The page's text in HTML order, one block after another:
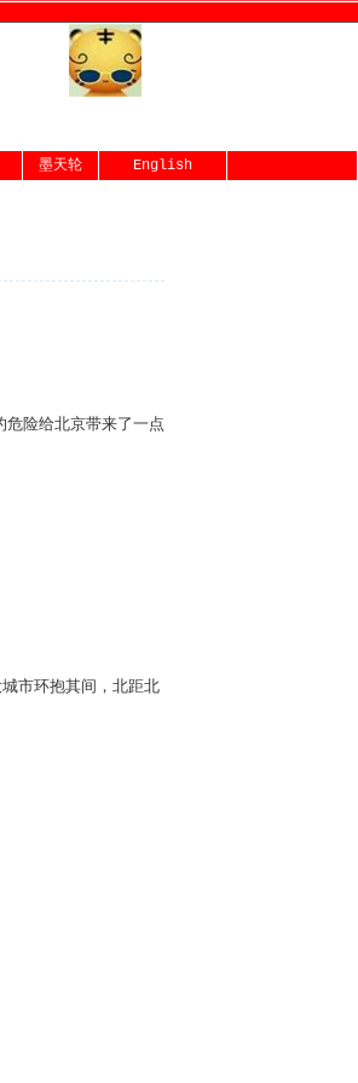
墨天轮 English
险给北京带来了一点
市环抱其间，北距北